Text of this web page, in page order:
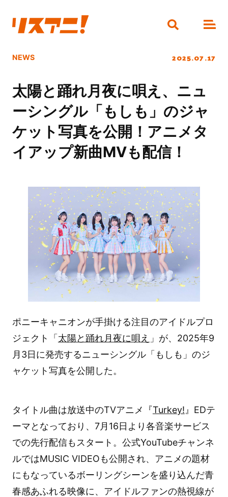
NEWS 2025.07.17
太陽と踊れ月夜に唄え、ニュ
ーシングル「もしも」のジャ
ケット写真を公開！アニメタ
イアップ新曲MVも配信！
ポニーキャニオンが手掛ける注目のアイドルプロ
ジェクト「太陽と踊れ月夜に唄え 」が、2025年9
月3日に発売するニューシングル「もしも」のジ
ャケット写真を公開した。
タイトル曲は放送中のTVアニメ『Turkey! 』EDテ
ーマとなっており、7月16日より各音楽サービス
での先行配信もスタート。公式YouTubeチャンネ
ルではMUSIC VIDEOも公開され、アニメの題材
にもなっているボーリングシーンを盛り込んだ青
春感あふれる映像に、アイドルファンの熱視線が